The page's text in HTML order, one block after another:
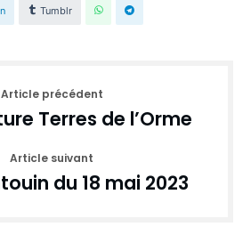
Tumblr
Article précédent
Terres de l’Orme
Article suivant
du 18 mai 2023